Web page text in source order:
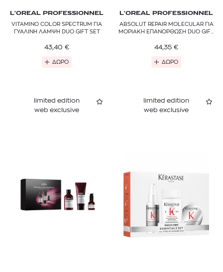
L'OREAL PROFESSIONNEL
VITAMINO COLOR SPECTRUM ΓΙΑ
ΓΥΑΛΙΝΗ ΛΑΜΨΗ DUO GIFT SET
43,40 €
ΔΩΡΟ
L'OREAL PROFESSIONNEL
ABSOLUT REPAIR MOLECULAR ΓΙΑ
ΜΟΡΙΑΚΗ ΕΠΑΝΟΡΘΩΣΗ DUO GIFT
44,35 €
ΔΩΡΟ
limited edition
web exclusive
limited edition
web exclusive